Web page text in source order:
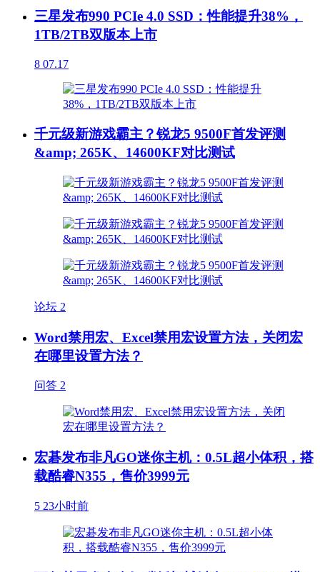
三星发布990 PCIe 4.0 SSD：性能提升38%，
1TB/2TB双版本上市
8 07.17
千元级新游戏霸主？锐龙5 9500F首发评测
&amp; 265K、14600KF对比测试
论坛 2
Word禁用宏、Excel禁用宏设置方法，关闭宏
在哪里设置方法？
问答 2
宏碁发布非凡GO迷你主机：0.5L超小体积，搭
载酷睿N355，售价3999元
5 23小时前